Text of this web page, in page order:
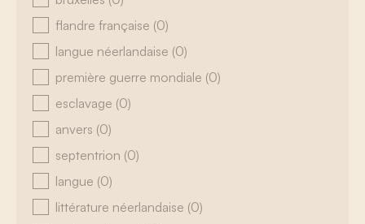
flandre française (0)
langue néerlandaise (0)
première guerre mondiale (0)
esclavage (0)
anvers (0)
septentrion (0)
langue (0)
littérature néerlandaise (0)